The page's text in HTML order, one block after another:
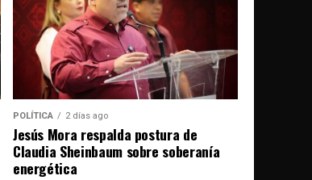
POLÍTICA 2 días ago
Jesús Mora respalda postura de
Claudia Sheinbaum sobre soberanía
energética